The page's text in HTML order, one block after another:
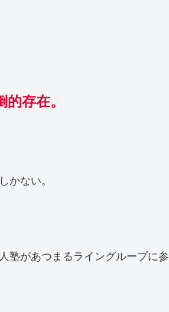
存在。
かない。
塾があつまるライングループに